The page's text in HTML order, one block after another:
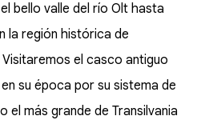
bello valle del río Olt hasta
la región histórica de
Visitaremos el casco antiguo
su época por su sistema de
el más grande de Transilvania